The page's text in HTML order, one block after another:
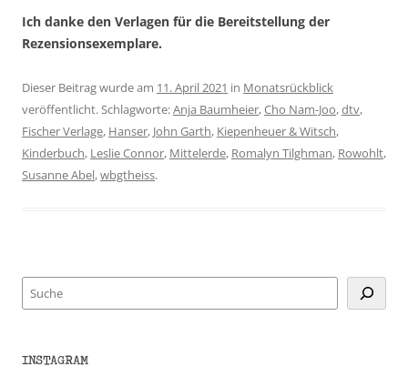
Ich danke den Verlagen für die Bereitstellung der
Rezensionsexemplare.
Dieser Beitrag wurde am 11. April 2021 in Monatsrückblick
veröffentlicht. Schlagworte:Anja Baumheier,Cho Nam-Joo,dtv,
Fischer Verlage, Hanser, John Garth, Kiepenheuer & Witsch,
Kinderbuch, Leslie Connor, Mittelerde, Romalyn Tilghman, Rowohlt,
Susanne Abel,wbgtheiss.
Suchen
INSTAGRAM